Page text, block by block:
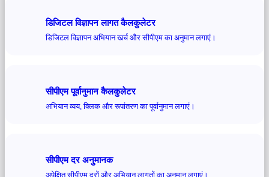
डिजिटल विज्ञापन लागत कैलकुलेटर
डिजिटल विज्ञापन अभियान खर्च और सीपीएम का अनुमान लगाएं।
सीपीएम पूर्वानुमान कैलकुलेटर
अभियान व्यय, क्लिक और रूपांतरण का पूर्वानुमान लगाएं।
सीपीएम दर अनुमानक
अपेक्षित सीपीएम दरों और अभियान लागतों का अनुमान लगाएं।